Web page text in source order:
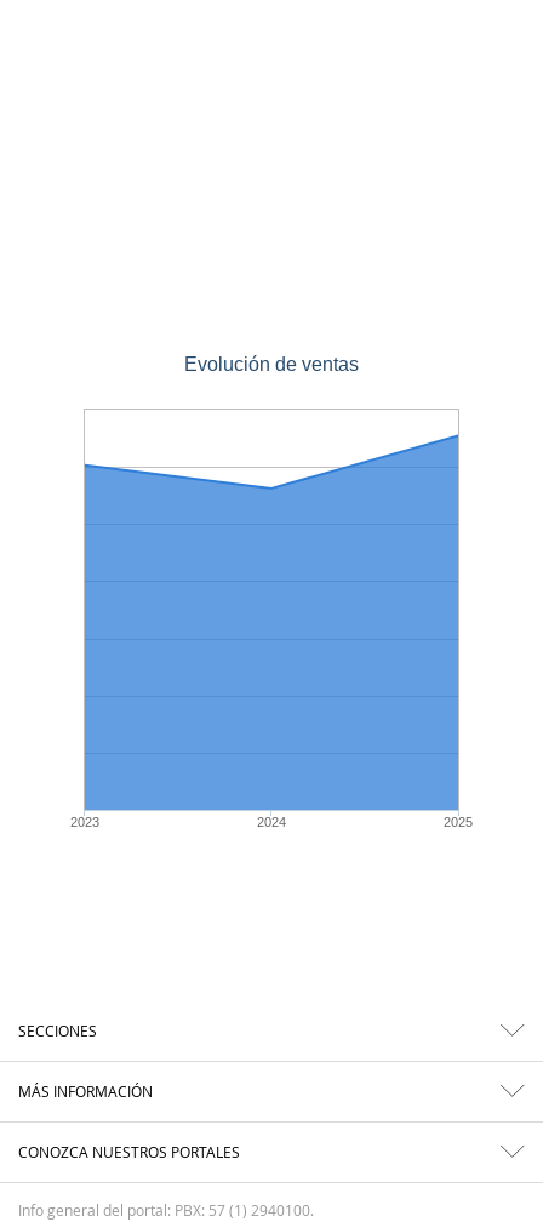
Evolución de ventas
2023 2024 2025
SECCIONES
MÁS INFORMACIÓN
CONOZCA NUESTROS PORTALES
Info general del portal: PBX: 57 (1) 2940100.